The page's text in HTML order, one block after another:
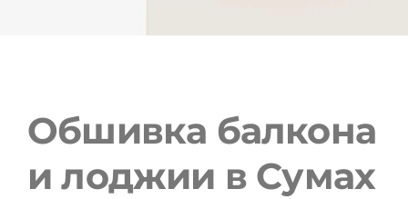
Обшивка балкона
и лоджии в Сумах